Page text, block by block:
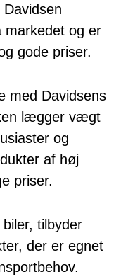
markedet og er
gode priser.
med Davidsens
lægger vægt
og
af høj
priser.
tilbyder
der er egnet